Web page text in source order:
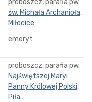
proboszcz, parafia pw.
św. Michała Archanioła,
Miłocice
emeryt
proboszcz, parafia pw.
Najświętszej Maryi
Panny Królowej Polski,
Piła